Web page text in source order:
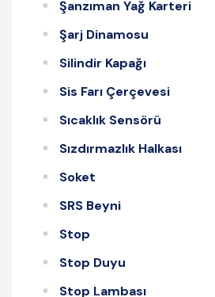
Şanzıman Yağ Karteri
Şarj Dinamosu
Silindir Kapağı
Sis Farı Çerçevesi
Sıcaklık Sensörü
Sızdırmazlık Halkası
Soket
SRS Beyni
Stop
Stop Duyu
Stop Lambası